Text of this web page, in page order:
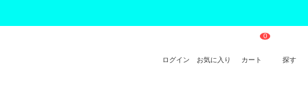
ログイン お気に入り カート 探す